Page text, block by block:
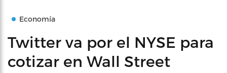
Economía
Twitter va por el NYSE para
cotizar en Wall Street